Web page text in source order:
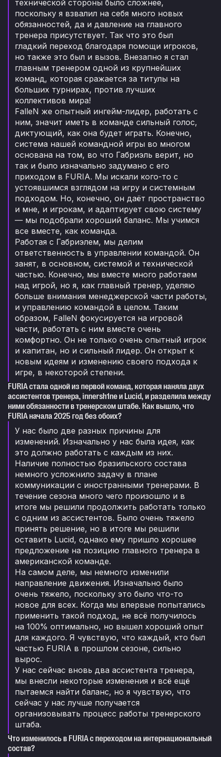
технической стороны было сложнее,
поскольку я взвалил на себя много новых
обязанностей, да и давление на главного
тренера присутствует. Так что это был
гладкий переход благодаря помощи игроков,
но также это был и вызов. Внезапно я стал
главным тренером одной из крупнейших
команд, которая сражается за титулы на
больших турнирах, против лучших
коллективов мира!
FalleN же опытный ингейм-лидер, работать с
ним, значит иметь в команде сильный голос,
диктующий, как она будет играть. Конечно,
система нашей командной игры во многом
основана на том, во что Габриэль верит, но
так и было изначально задумано с его
приходом в FURIA. Мы искали кого-то с
устоявшимся взглядом на игру и системным
подходом. Но, конечно, он даёт пространство
и мне, и игрокам, и адаптирует свою систему
— мы подобрали хороший баланс. Мы учимся
все вместе, как команда.
Работая с Габриэлем, мы делим
ответственность в управлении командой. Он
занят, в основном, системой и технической
частью. Конечно, мы вместе много работаем
над игрой, но я, как главный тренер, уделяю
больше внимания менеджерской части работы,
и управлению командой в целом. Таким
образом, FalleN фокусируется на игровой
части, работать с ним вместе очень
комфортно. Он не только очень опытный игрок
и капитан, но и сильный лидер. Он открыт к
новым идеям и изменению своего подхода к
игре, в некоторой степени.
FURIA стала одной из первой команд, которая наняла двух
ассистентов тренера, innersh1ne и Lucid, и разделила между
ними обязанности в тренерском штабе. Как вышло, что
FURIA начала 2025 год без обоих?
У нас было две разных причины для
изменений. Изначально у нас была идея, как
это должно работать с каждым из них.
Наличие полностью бразильского состава
немного усложнило задачу в плане
коммуникации с иностранными тренерами. В
течение сезона много чего произошло и в
итоге мы решили продолжить работать только
с одним из ассистентов. Было очень тяжело
принять решение, но в итоге мы решили
оставить Lucid, однако ему пришло хорошее
предложение на позицию главного тренера в
американской команде.
На самом деле, мы немного изменили
направление движения. Изначально было
очень тяжело, поскольку это было что-то
новое для всех. Когда мы впервые попытались
применить такой подход, не всё получилось
на 100% оптимально, но вышел хороший опыт
для каждого. Я чувствую, что каждый, кто был
частью FURIA в прошлом сезоне, сильно
вырос.
У нас сейчас вновь два ассистента тренера,
мы внесли некоторые изменения и всё ещё
пытаемся найти баланс, но я чувствую, что
сейчас у нас лучше получается
организовывать процесс работы тренерского
штаба.
Что изменилось в FURIA с переходом на интернациональный
состав?